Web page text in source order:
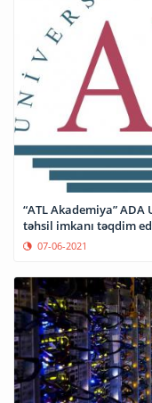
“ATL Akademiya”
təhsil imkanı
07-06-2021